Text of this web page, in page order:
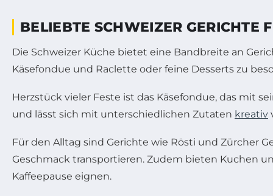
BELIEBTE SCHWEIZER GERICHTE
Die Schweizer Küche bietet eine Bandbreite an
Käsefondue und Raclette oder feine Desserts zu
Herzstück vieler Feste ist das Käsefondue, das mit
und lässt sich mit unterschiedlichen Zutaten kreativ
Für den Alltag sind Gerichte wie Rösti und Zürcher
Geschmack transportieren. Zudem bieten Kuchen
Kaffeepause eignen.